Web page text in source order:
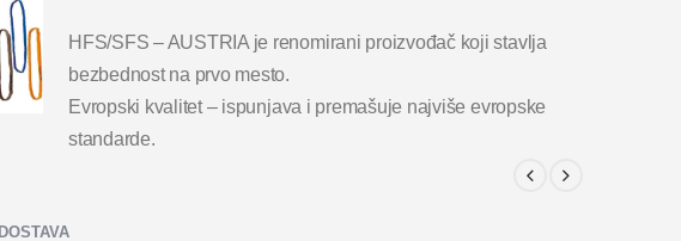
HFS/SFS – AUSTRIA je renomirani proizvođač koji stavlja
bezbednost na prvo mesto.
Evropski kvalitet – ispunjava i premašuje najviše evropske
standarde.
DOSTAVA